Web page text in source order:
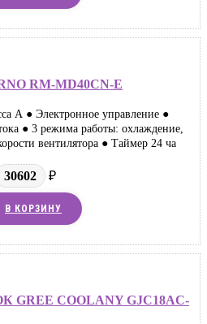
RM-MD40CN-E
А ● Электронное управление ●
● 3 режима работы: охлаждение,
вентилятора ● Таймер 24 ча
30602 ₽
В КОРЗИНУ
COOLANY GJC18AC-